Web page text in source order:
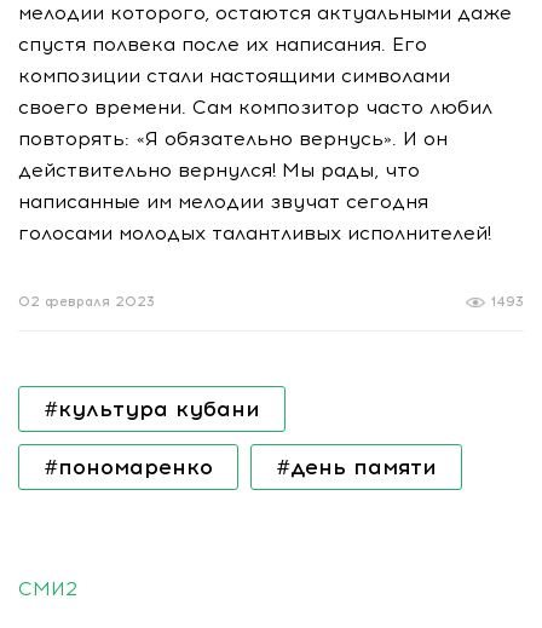
мелодии которого, остаются актуальными даже
спустя полвека после их написания. Его
композиции стали настоящими символами
своего времени. Сам композитор часто любил
повторять: «Я обязательно вернусь». И он
действительно вернулся! Мы рады, что
написанные им мелодии звучат сегодня
голосами молодых талантливых исполнителей!
1493
02 февраля 2023
#культура кубани
#пономаренко #день памяти
СМИ2